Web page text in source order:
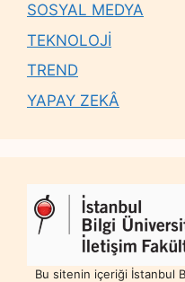
SOSYAL MEDYA
TEKNOLOJİ
TREND
YAPAY ZEKÂ
Bu sitenin içeriği İstanbul